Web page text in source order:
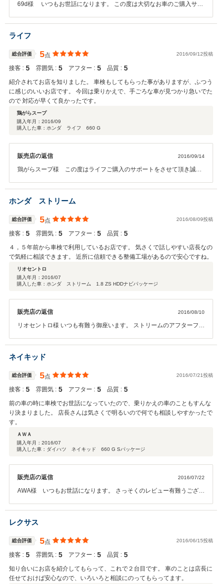
69d様 いつもお世話になります。 この度は大切なお車のご購入サポ
す。 いつでも気軽にメンテナンスにお越しください。 誠に有難う御座
いました。
ライフ
総合評価 5点 2016/09/12投稿
接客 : 5 雰囲気 : 5 アフター : 5 品質 : 5
紹介されてお店を知りました。 車検もしてもらった事がありますが、ふつう
に感じのいいお店です。 今回は乗りかえで、手ごろな車が見つかり急いでた
ので 対応が早くて良かったです。
鶏がらスープ
購入年月： 2016/09
購入した車：ホンダ ライフ 660 G
販売店の返信 2016/09/14
鶏がらスープ様 この度はライフご購入のサポートをさせて頂き誠に
せて頂きますので、 今後ともどうぞ宜しくお願いいたします。
ホンダ ストリーム
総合評価 5点 2016/08/09投稿
接客 : 5 雰囲気 : 5 アフター : 5 品質 : 5
４，５年前から車検で利用しているお店です。 気さくで話しやすい店長なの
で気軽に相談できます。 近所に信頼できる整備工場があるので安心ですね。
リオセントロ
購入年月： 2016/07
購入した車：ホンダ ストリーム 1.8 ZS HDDナビパッケージ
販売店の返信 2016/08/10
リオセントロ様 いつも有難う御座います。 ストリームのアフターフォ
たします。
ネイキッド
総合評価 5点 2016/07/21投稿
接客 : 5 雰囲気 : 5 アフター : 5 品質 : 5
前の車の時に車検でお世話になっていたので、乗りかえの車のこともすんな
り決まりました。 店長さんは気さくで明るいので何でも相談しやすかったで
す。
ＡＷＡ
購入年月： 2016/07
購入した車：ダイハツ ネイキッド 660 G Sパッケージ
販売店の返信 2016/07/22
AWA様 いつもお世話になります。 さっそくのレビュー有難うござい
ね。 今後ともどうぞ宜しくお願いいたします。
レクサス
総合評価 5点 2016/06/15投稿
接客 : 5 雰囲気 : 5 アフター : 5 品質 : 5
知り合いにお店を紹介してもらって、これで２台目です。 車のことは店長に
任せておけば安心なので、いろいろと相談にのってもらってます。